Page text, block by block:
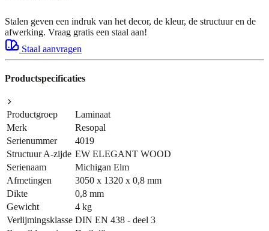
Stalen geven een indruk van het decor, de kleur, de structuur en de
afwerking. Vraag gratis een staal aan!
Staal aanvragen
Productspecificaties
Productgroep
Laminaat
Merk
Resopal
Serienummer
4019
Structuur A-zijde EW ELEGANT WOOD
Serienaam
Michigan Elm
Afmetingen
3050 x 1320 x 0,8 mm
Dikte
0,8 mm
Gewicht
4 kg
Verlijmingsklasse DIN EN 438 - deel 3